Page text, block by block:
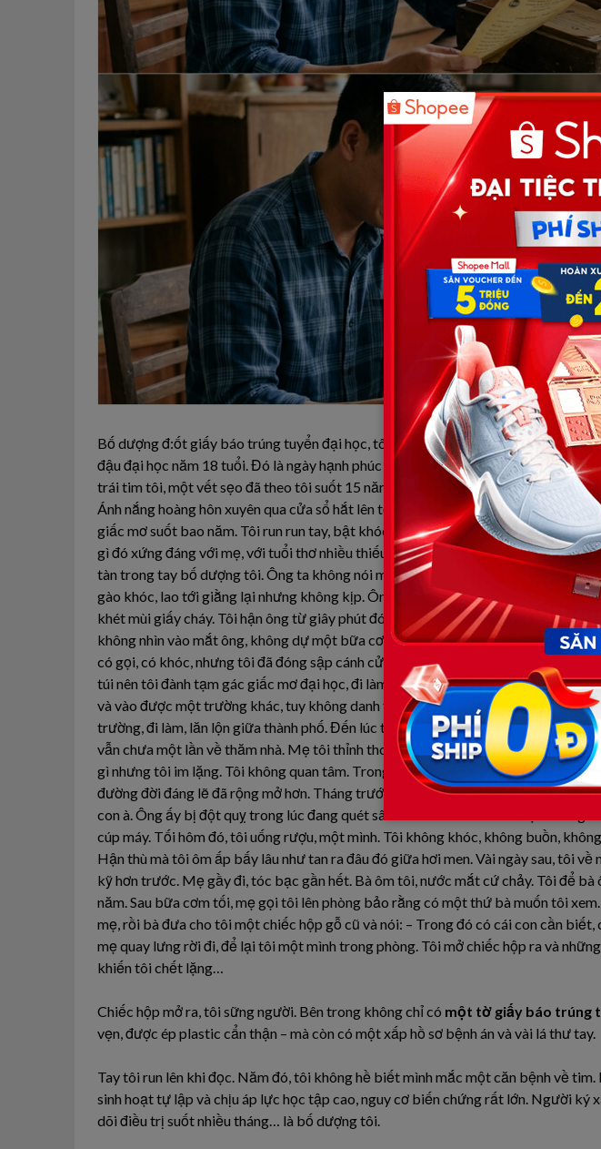
Bố dượng đ:ốt giấy báo trúng tuyển đại học, tôi h:ận ông 15 năm rồi bật khóc
đậu đại học năm 18 tuổi. Đó là ngày hạnh phúc nhất đời tôi, cũng là ngày định
trái tim tôi, một vết sẹo đã theo tôi suốt 15 năm. Tôi vẫn nhớ như in buổi chiều
Ánh nắng hoàng hôn xuyên qua cửa sổ hắt lên tờ giấy báo trúng tuyển đại học –
giấc mơ suốt bao năm. Tôi run run tay, bật khóc vì hạnh phúc. Đó là lần đầu tiên
gì đó xứng đáng với mẹ, với tuổi thơ nhiều thiếu thốn. Nhưng chỉ vài tiếng sau, tờ
tàn trong tay bố dượng tôi. Ông ta không nói một lời, chỉ nhìn tôi bằng ánh mắt
gào khóc, lao tới giằng lại nhưng không kịp. Ông thản nhiên quay đi, để tôi ngồi
khét mùi giấy cháy. Tôi hận ông từ giây phút đó. Hận đến mức trong 15 năm, tôi
không nhìn vào mắt ông, không dự một bữa cơm gia đình nào có mặt ông. Tôi rời
có gọi, có khóc, nhưng tôi đã đóng sập cánh cửa với quá khứ. Vì rời khỏi nhà trong
túi nên tôi đành tạm gác giấc mơ đại học, đi làm thuê để trang trải cuộc sống
và vào được một trường khác, tuy không danh tiếng bằng ngôi trường đầu tiên,
trường, đi làm, lăn lộn giữa thành phố. Đến lúc tôi có một cuộc sống đủ đầy, mua
vẫn chưa một lần về thăm nhà. Mẹ tôi thỉnh thoảng gọi điện, nói bố dượng dạo
gì nhưng tôi im lặng. Tôi không quan tâm. Trong tôi, ông là kẻ giết chết ước mơ
đường đời đáng lẽ đã rộng mở hơn. Tháng trước, mẹ gọi điện cho tôi với giọng
con à. Ông ấy bị đột quỵ trong lúc đang quét sân. Con có thể về nhà được không?
cúp máy. Tối hôm đó, tôi uống rượu, một mình. Tôi không khóc, không buồn,
Hận thù mà tôi ôm ấp bấy lâu như tan ra đâu đó giữa hơi men. Vài ngày sau, tôi về
kỹ hơn trước. Mẹ gầy đi, tóc bạc gần hết. Bà ôm tôi, nước mắt cứ chảy. Tôi để bà
năm. Sau bữa cơm tối, mẹ gọi tôi lên phòng bảo rằng có một thứ bà muốn tôi
mẹ, rồi bà đưa cho tôi một chiếc hộp gỗ cũ và nói: – Trong đó có cái con cần biết,
mẹ quay lưng rời đi, để lại tôi một mình trong phòng. Tôi mở chiếc hộp ra và
khiến tôi chết lặng…
Chiếc hộp mở ra, tôi sững người. Bên trong không chỉ có một tờ giấy báo trúng
vẹn, được ép plastic cẩn thận – mà còn có một xấp hồ sơ bệnh án và vài lá thư tay.
Tay tôi run lên khi đọc. Năm đó, tôi không hề biết mình mắc một căn bệnh về tim.
sinh hoạt tự lập và chịu áp lực học tập cao, nguy cơ biến chứng rất lớn. Người ký
dõi điều trị suốt nhiều tháng… là bố dượng tôi.